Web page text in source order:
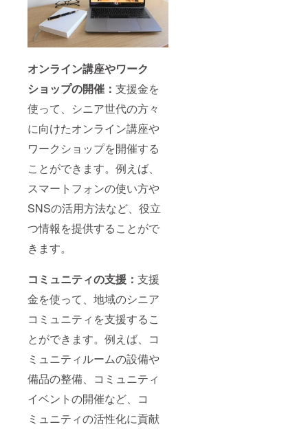
オンライン講座やワーク
ショップの開催： 支援金を
使って、シニア世代の方々
に向けたオンライン講座や
ワークショップを開催する
ことができます。例えば、
スマートフォンの使い方や
SNSの活用方法など、役立
つ情報を提供することがで
きます。
コミュニティの支援： 支援
金を使って、地域のシニア
コミュニティを支援するこ
とができます。例えば、コ
ミュニティルームの設備や
備品の整備、コミュニティ
イベントの開催など、コ
ミュニティの活性化に貢献